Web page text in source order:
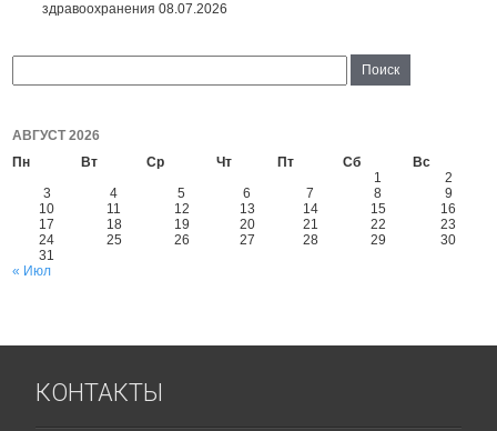
здравоохранения 08.07.2026
АВГУСТ 2026
Пн
Вт Ср Чт Пт Сб
Вс
1
2
3
4 5 6 7 8
9
10
11 12 13 14 15
16
17
18 19 20 21 22
23
24
25 26 27 28 29
30
31
« Июл
КОНТАКТЫ